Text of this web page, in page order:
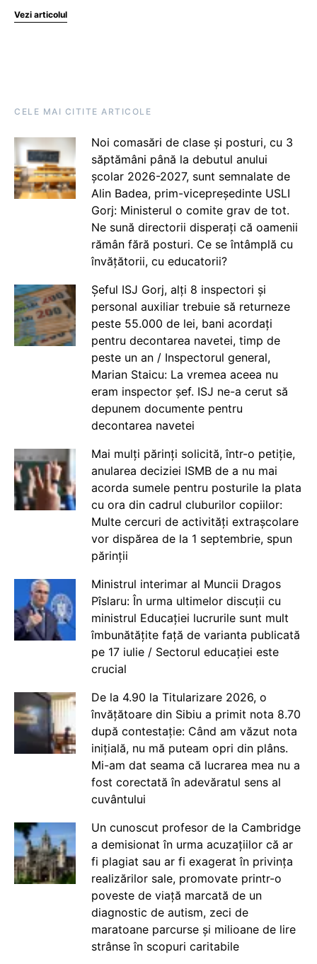
Vezi articolul
CELE MAI CITITE ARTICOLE
Noi comasări de clase și posturi, cu 3
săptămâni până la debutul anului
școlar 2026-2027, sunt semnalate de
Alin Badea, prim-vicepreședinte USLI
Gorj: Ministerul o comite grav de tot.
Ne sună directorii disperați că oamenii
rămân fără posturi. Ce se întâmplă cu
învățătorii, cu educatorii?
Șeful ISJ Gorj, alți 8 inspectori și
personal auxiliar trebuie să returneze
peste 55.000 de lei, bani acordați
pentru decontarea navetei, timp de
peste un an / Inspectorul general,
Marian Staicu: La vremea aceea nu
eram inspector șef. ISJ ne-a cerut să
depunem documente pentru
decontarea navetei
Mai mulți părinți solicită, într-o petiție,
anularea deciziei ISMB de a nu mai
acorda sumele pentru posturile la plata
cu ora din cadrul cluburilor copiilor:
Multe cercuri de activități extrașcolare
vor dispărea de la 1 septembrie, spun
părinții
Ministrul interimar al Muncii Dragos
Pîslaru: În urma ultimelor discuții cu
ministrul Educației lucrurile sunt mult
îmbunătățite față de varianta publicată
pe 17 iulie / Sectorul educației este
crucial
De la 4.90 la Titularizare 2026, o
învățătoare din Sibiu a primit nota 8.70
după contestație: Când am văzut nota
inițială, nu mă puteam opri din plâns.
Mi-am dat seama că lucrarea mea nu a
fost corectată în adevăratul sens al
cuvântului
Un cunoscut profesor de la Cambridge
a demisionat în urma acuzațiilor că ar
fi plagiat sau ar fi exagerat în privința
realizărilor sale, promovate printr-o
poveste de viață marcată de un
diagnostic de autism, zeci de
maratoane parcurse și milioane de lire
strânse în scopuri caritabile